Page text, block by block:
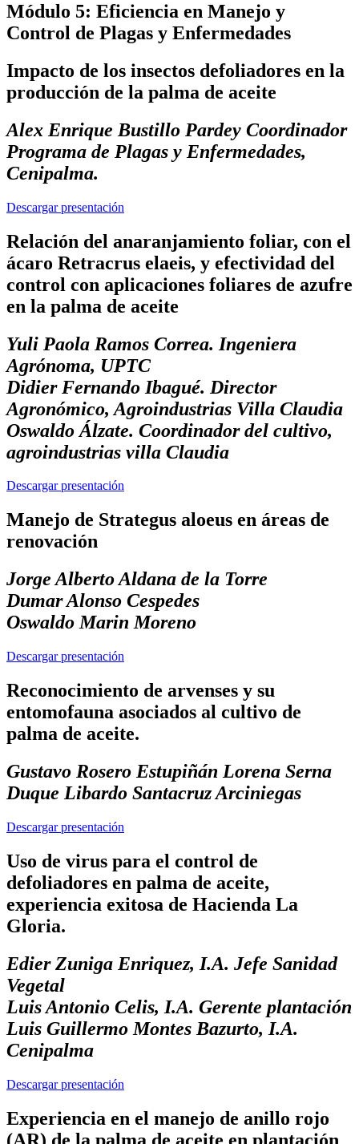
Módulo 5: Eficiencia en Manejo y
Control de Plagas y Enfermedades
Impacto de los insectos defoliadores en la
producción de la palma de aceite
Alex Enrique Bustillo Pardey Coordinador
Programa de Plagas y Enfermedades,
Cenipalma.
Descargar presentación
Relación del anaranjamiento foliar, con el
ácaro Retracrus elaeis, y efectividad del
control con aplicaciones foliares de azufre
en la palma de aceite
Yuli Paola Ramos Correa. Ingeniera
Agrónoma, UPTC
Didier Fernando Ibagué. Director
Agronómico, Agroindustrias Villa Claudia
Oswaldo Álzate. Coordinador del cultivo,
agroindustrias villa Claudia
Descargar presentación
Manejo de Strategus aloeus en áreas de
renovación
Jorge Alberto Aldana de la Torre
Dumar Alonso Cespedes
Oswaldo Marin Moreno
Descargar presentación
Reconocimiento de arvenses y su
entomofauna asociados al cultivo de
palma de aceite.
Gustavo Rosero Estupiñán Lorena Serna
Duque Libardo Santacruz Arciniegas
Descargar presentación
Uso de virus para el control de
defoliadores en palma de aceite,
experiencia exitosa de Hacienda La
Gloria.
Edier Zuniga Enriquez, I.A. Jefe Sanidad
Vegetal
Luis Antonio Celis, I.A. Gerente plantación
Luis Guillermo Montes Bazurto, I.A.
Cenipalma
Descargar presentación
Experiencia en el manejo de anillo rojo
(AR) de la palma de aceite en plantación